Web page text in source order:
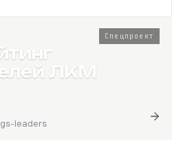
Спецпроект
ЛКМ
leaders